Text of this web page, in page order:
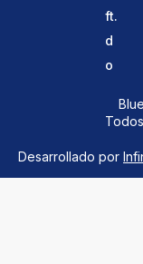
ft.
d
o
Desarrollado por